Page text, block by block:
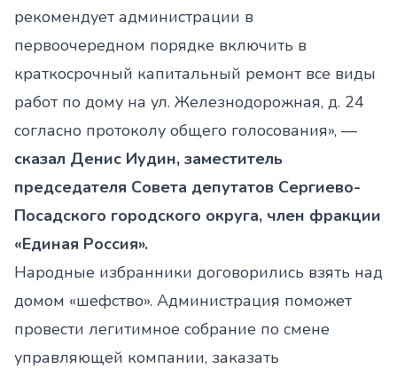
рекомендует администрации в
первоочередном порядке включить в
краткосрочный капитальный ремонт все виды
работ по дому на ул. Железнодорожная, д. 24
согласно протоколу общего голосования», —
сказал Денис Иудин, заместитель
председателя Совета депутатов Сергиево-
Посадского городского округа, член фракции
«Единая Россия».
Народные избранники договорились взять над
домом «шефство». Администрация поможет
провести легитимное собрание по смене
управляющей компании, заказать